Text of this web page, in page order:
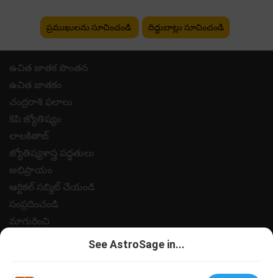
ప్రముఖులను సూచించండి దిద్దుబాట్లు సూచించండి
ఉచిత జాతక పొంతన
ఉచిత జాతకం
చంద్రరాశి ఫలాలు
కెపి జ్యోతిష్యం
లాలకితాబ్
జ్యోతిష్యశాస్త్ర పద్ధతులు
అభిప్రాయం
ఆర్టికల్ సబ్మిట్ చేయండి
సంప్రదించండి
మాగురించి
See AstroSage in...